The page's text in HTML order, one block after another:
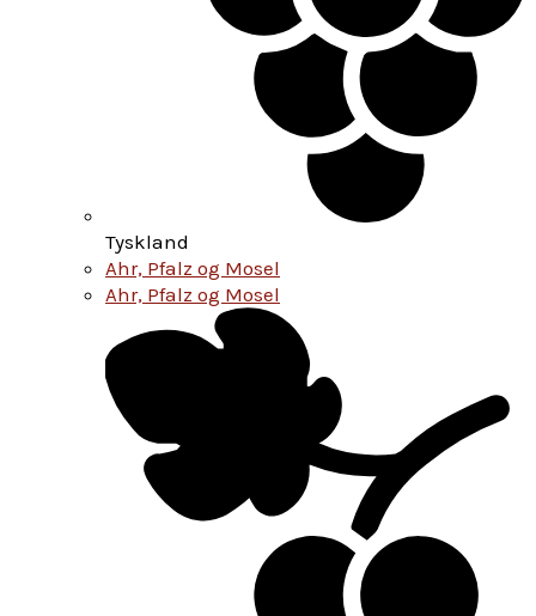
Tyskland
Ahr, Pfalz og Mosel
Ahr, Pfalz og Mosel